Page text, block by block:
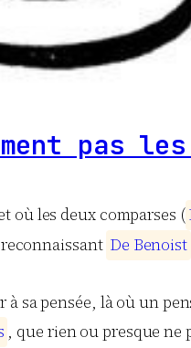
pas
où les deux comparses (
reconnaissant De Benoist
sa pensée, là où un
, que rien ou presque ne